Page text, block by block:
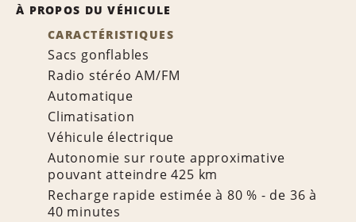
À PROPOS DU VÉHICULE
CARACTÉRISTIQUES
Sacs gonflables
Radio stéréo AM/FM
Automatique
Climatisation
Véhicule électrique
Autonomie sur route approximative
pouvant atteindre 425 km
Recharge rapide estimée à 80 % - de 36 à
40 minutes